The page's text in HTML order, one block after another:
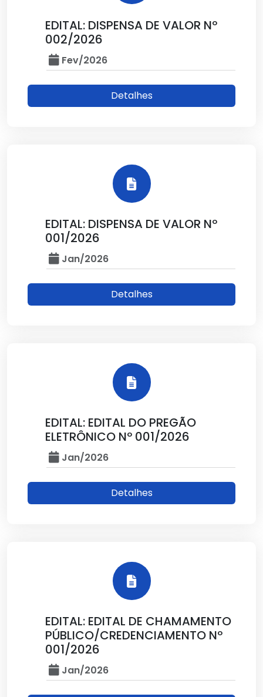
EDITAL: DISPENSA DE VALOR Nº
002/2026
Fev/2026
Detalhes
EDITAL: DISPENSA DE VALOR Nº
001/2026
Jan/2026
Detalhes
EDITAL: EDITAL DO PREGÃO
ELETRÔNICO Nº 001/2026
Jan/2026
Detalhes
EDITAL: EDITAL DE CHAMAMENTO
PÚBLICO/CREDENCIAMENTO Nº
001/2026
Jan/2026